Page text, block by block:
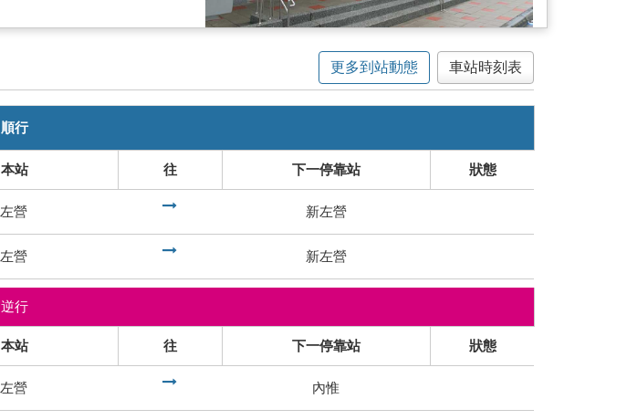
更多到站動態 車站時刻表
順行
本站 往 下一停靠站 狀態
左營 新左營
左營 新左營
逆行
本站 往 下一停靠站 狀態
左營 內惟